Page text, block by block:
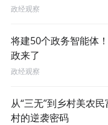
政经观察
将建50个政务智能体
政来了
政经观察
从“三无”到乡村美农
村的逆袭密码